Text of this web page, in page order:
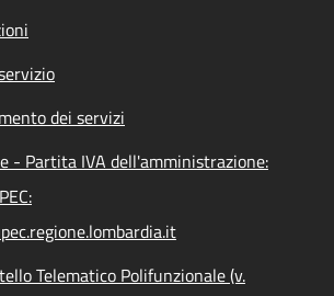
dei servizi
- Partita IVA dell'amministrazione:
Telematico Polifunzionale (v.